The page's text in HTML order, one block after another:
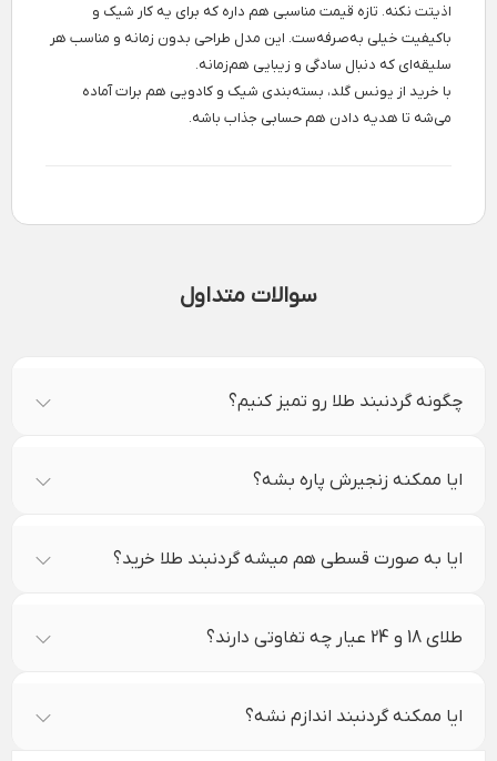
اذیتت نکنه. تازه قیمت مناسبی هم داره که برای یه کار شیک و
باکیفیت خیلی به‌صرفه‌ست. این مدل طراحی بدون زمانه و مناسب هر
سلیقه‌ای که دنبال سادگی و زیبایی هم‌زمانه.
با خرید از یونس گلد، بسته‌بندی شیک و کادویی هم برات آماده
می‌شه تا هدیه دادن هم حسابی جذاب باشه.
سوالات متداول
چگونه گردنبند طلا رو تمیز کنیم؟
ایا ممکنه زنجیرش پاره بشه؟
ایا به صورت قسطی هم میشه گردنبند طلا خرید؟
طلای 18 و 24 عیار چه تفاوتی دارند؟
ایا ممکنه گردنبند اندازم نشه؟